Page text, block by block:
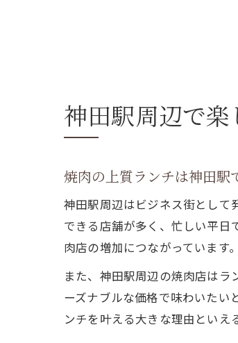
神田駅周辺で
焼肉の上質ランチは神田駅
神田駅周辺はビジネス街として
できる店舗が多く、忙しい平日
肉店の増加につながっています。
また、神田駅周辺の焼肉店は
ーズナブルな価格で味わいたい
ンチを叶える大きな理由といえ